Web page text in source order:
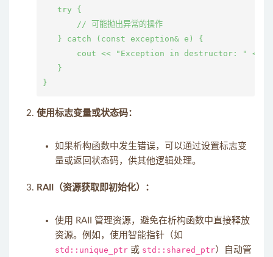
   try {
       // 可能抛出异常的操作
   } catch (const exception& e) {
cout << "Exception in destructor: " <<
   }
使用标志变量或状态码：
如果析构函数中发生错误，可以通过设置标志变
量或返回状态码，供其他逻辑处理。
RAII（资源获取即初始化）：
使用 RAII 管理资源，避免在析构函数中直接释放
资源。例如，使用智能指针（如
std::unique_ptr 或 std::shared_ptr）自动管